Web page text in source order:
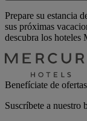
Prepare su estancia
sus próximas
descubra los hoteles
Benefíciate de
Suscríbete a nuestro